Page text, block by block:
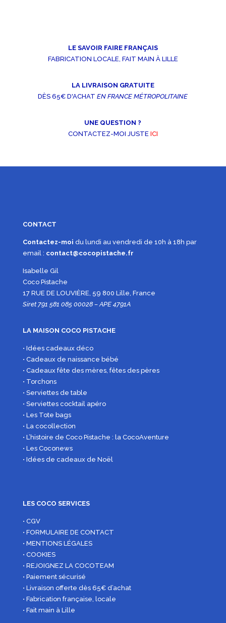
LE SAVOIR FAIRE FRANÇAIS
FABRICATION LOCALE, FAIT MAIN À LILLE
LA LIVRAISON GRATUITE
DÈS 65€ D'ACHATEN FRANCE MÉTROPOLITAINE
UNE QUESTION ?
CONTACTEZ-MOI JUSTE ICI
CONTACT
Contactez-moi du lundi au vendredi de 10h à 18h par
email : contact@cocopistache.fr
Isabelle Gil
Coco Pistache
17 RUE DE LOUVIÈRE, 59 800 Lille, France
Siret 791 581 085 00028 – APE 4791A
LA MAISON COCO PISTACHE
• Idées cadeaux déco
• Cadeaux de naissance bébé
• Cadeaux fête des mères, fêtes des pères
• Torchons
• Serviettes de table
• Serviettes cocktail apéro
• Les Tote bags
• La cocollection
• L’histoire de Coco Pistache : la CocoAventure
• Les Coconews
• Idées de cadeaux de Noël
LES COCO SERVICES
• CGV
• FORMULAIRE DE CONTACT
• MENTIONS LÉGALES
• COOKIES
• REJOIGNEZ LA COCOTEAM
• Paiement sécurisé
• Livraison offerte dès 65€ d’achat
• Fabrication française, locale
• Fait main à Lille